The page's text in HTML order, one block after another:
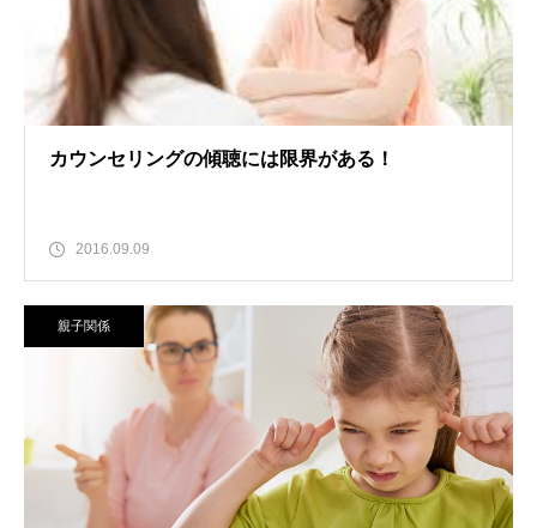
カウンセリングの傾聴には限界がある！
2016.09.09
親子関係